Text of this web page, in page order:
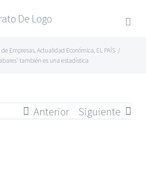
Empresas,Actualidad Económica, EL PAÍS /
también es una estadística
Anterior Siguiente